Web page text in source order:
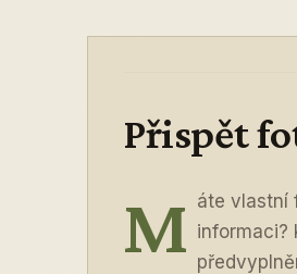
Přispět
M áte
informaci?